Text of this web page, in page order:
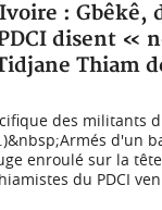
: Gbêkê,
disent «
Thiam
des militants
d'un
enroulé sur la
du PDCI